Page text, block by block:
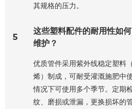
其规格的压力。
5
这些塑料配件的耐用性如
维护？
优质管件采用紫外线稳定塑料
烯）制成，可耐受灌溉施肥中
情况下可使用多个季节。定期
纹、磨损或泄漏，更换损坏的